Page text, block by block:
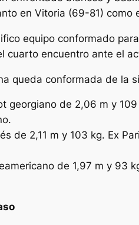
en Vitoria (69-81) como
equipo conformado
cuarto encuentro ante el
queda conformada de la
georgiano de 2,06 m y
de 2,11 m y 103 kg. Ex
de 1,97 m y 93